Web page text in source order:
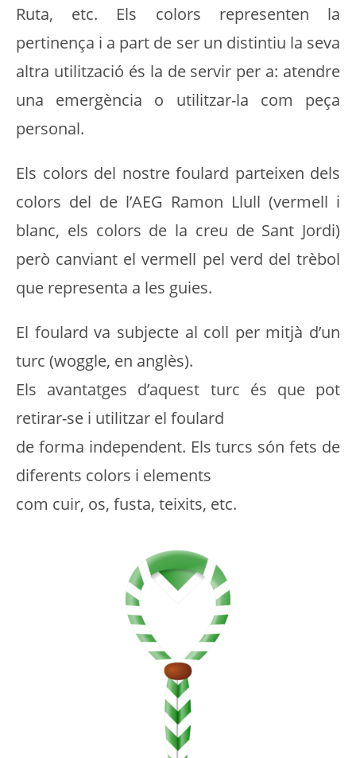
Ruta, etc. Els colors representen la
pertinença i a part de ser un distintiu la seva
altra utilització és la de servir per a: atendre
una emergència o utilitzar-la com peça
personal.
Els colors del nostre foulard parteixen dels
colors del de l’AEG Ramon Llull (vermell i
blanc, els colors de la creu de Sant Jordi)
però canviant el vermell pel verd del trèbol
que representa a les guies.
El foulard va subjecte al coll per mitjà d’un
turc (woggle, en anglès).
Els avantatges d’aquest turc és que pot
retirar-se i utilitzar el foulard
de forma independent. Els turcs són fets de
diferents colors i elements
com cuir, os, fusta, teixits, etc.